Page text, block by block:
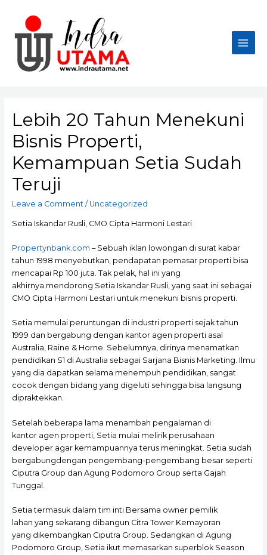
content
Main
Lebih 20 Tahun Menekuni
Bisnis Properti,
Kemampuan Setia Sudah
Teruji
Leave a Comment / Uncategorized
Setia Iskandar Rusli, CMO Cipta Harmoni Lestari
Propertynbank.com – Sebuah iklan lowongan di surat kabar
tahun 1998 menyebutkan, pendapatan pemasar properti bisa
mencapai Rp 100 juta. Tak pelak, hal ini yang
akhirnya mendorong Setia Iskandar Rusli, yang saat ini sebagai
CMO Cipta Harmoni Lestari untuk menekuni bisnis properti.
Setia memulai peruntungan di industri properti sejak tahun
1999 dan bergabung dengan kantor agen properti asal
Australia, Raine & Horne. Sebelumnya, dirinya menamatkan
pendidikan S1 di Australia sebagai Sarjana Bisnis Marketing. Ilmu
yang dia dapatkan selama menempuh pendidikan, sangat
cocok dengan bidang yang digeluti sehingga bisa langsung
dipraktekkan.
Setelah beberapa lama menambah pengalaman di
kantor agen properti, Setia mulai melirik perusahaan
developer agar kemampuannya terus meningkat. Setia sudah
bergabungdengan pengembang-pengembang besar seperti
Ciputra Group dan Agung Podomoro Group serta Gajah
Tunggal.
Setia termasuk dalam tim inti Bersama owner pemilik
lahan yang sekarang dibangun Citra Tower Kemayoran
yang dikembangkan Ciputra Group. Sedangkan di Agung
Podomoro Group, Setia ikut memasarkan superblok Season